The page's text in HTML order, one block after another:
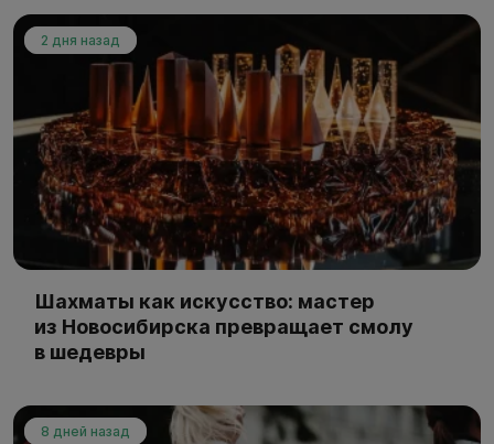
2 дня назад
Шахматы как искусство: мастер
из Новосибирска превращает смолу
в шедевры
8 дней назад